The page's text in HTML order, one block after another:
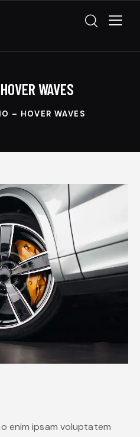
WAVES
– HOVER WAVES
enim ipsam voluptatem